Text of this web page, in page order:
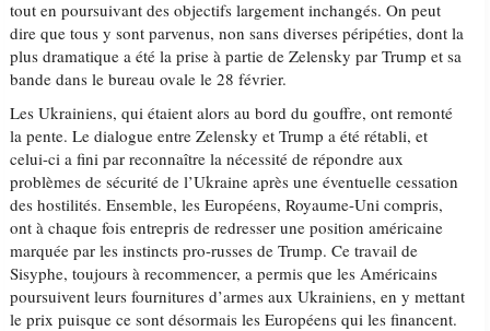
tout en poursuivant des objectifs largement inchangés. On peut
dire que tous y sont parvenus, non sans diverses péripéties, dont la
plus dramatique a été la prise à partie de Zelensky par Trump et sa
bande dans le bureau ovale le 28 février.
Les Ukrainiens, qui étaient alors au bord du gouffre, ont remonté
la pente. Le dialogue entre Zelensky et Trump a été rétabli, et
celui-ci a fini par reconnaître la nécessité de répondre aux
problèmes de sécurité de l’Ukraine après une éventuelle cessation
des hostilités. Ensemble, les Européens, Royaume-Uni compris,
ont à chaque fois entrepris de redresser une position américaine
marquée par les instincts pro-russes de Trump. Ce travail de
Sisyphe, toujours à recommencer, a permis que les Américains
poursuivent leurs fournitures d’armes aux Ukrainiens, en y mettant
le prix puisque ce sont désormais les Européens qui les financent.